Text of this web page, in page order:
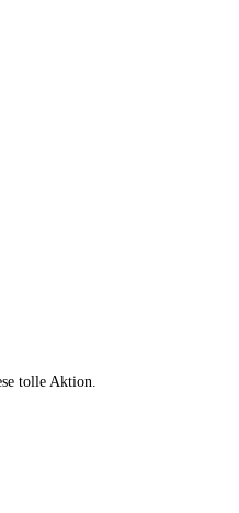
tolle Aktion.